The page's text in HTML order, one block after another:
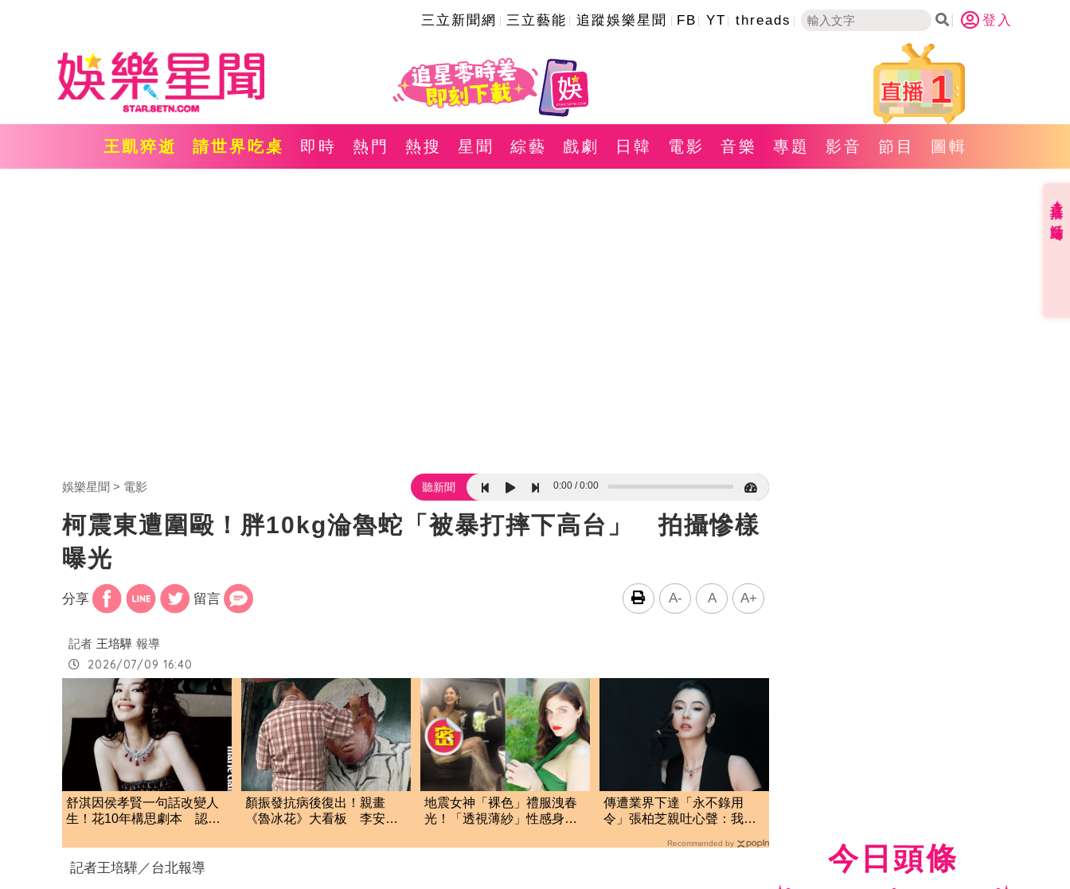
三立新聞網 三立藝能 追蹤娛樂星聞 FB YT threads 登入
1
王凱猝逝 請世界吃桌 即時 熱門 熱搜 星聞 綜藝 戲劇 日韓 電影 音樂 專題 影音 節目 圖輯
娛樂星聞 電影 聽新聞 0:00 0:00
柯震東遭圍毆！胖10kg淪魯蛇「被暴打摔下高台」 拍攝慘樣
曝光
分享 留言 A- A A+
記者 王培驊 報導
2026/07/09 16:40
舒淇因侯孝賢一句話改變人
生！花10年構思劇本 認
顏振發抗病後復出！親畫
《魯冰花》大看板 李安認
地震女神「裸色」禮服洩春
光！「透視薄紗」性感身材
傳遭業界下達「永不錄用
令」張柏芝親吐心聲：我從
Recommended by
記者王培驊／台北報導 今日頭條
直播✦活動